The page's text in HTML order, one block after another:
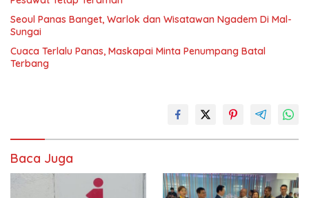
Seoul Panas Banget, Warlok dan Wisatawan Ngadem Di Mal-
Sungai
Cuaca Terlalu Panas, Maskapai Minta Penumpang Batal
Terbang
Baca Juga